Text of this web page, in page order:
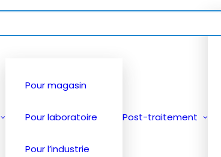
Pour magasin
Pour laboratoire
Pour l’industrie
Post-traitement